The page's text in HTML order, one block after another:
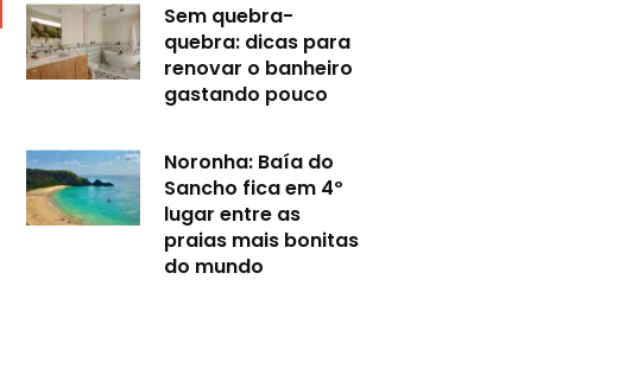
Sem quebra-
quebra: dicas para
renovar o banheiro
gastando pouco
Noronha: Baía do
Sancho fica em 4º
lugar entre as
praias mais bonitas
do mundo